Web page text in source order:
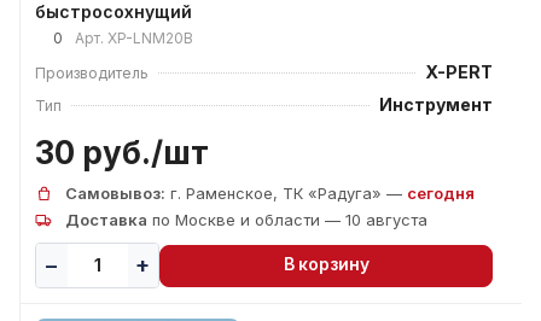
быстросохнущий
0 Арт. XP-LNM20B
Производитель
X-PERT
Тип Инструмент
30 руб./шт
Самовывоз: г. Раменское, ТК «Радуга» — сегодня
Доставка по Москве и области — 10 августа
В корзину